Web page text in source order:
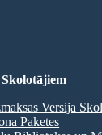
Versija
Paketes